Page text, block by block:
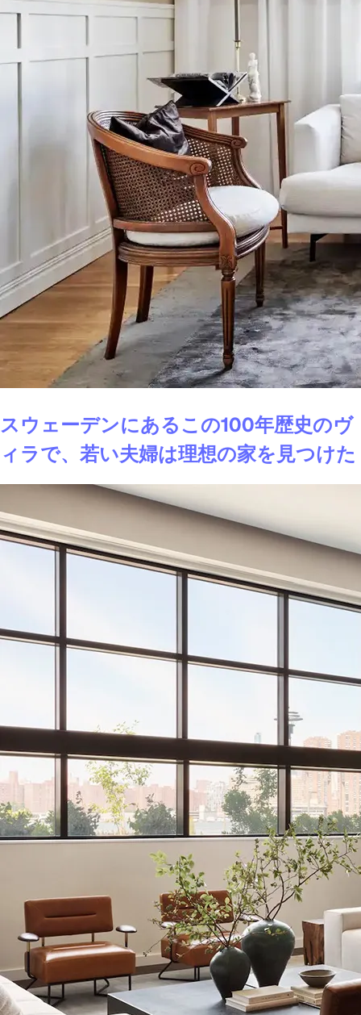
スウェーデンにあるこの100年歴史のヴ
ィラで、若い夫婦は理想の家を見つけた